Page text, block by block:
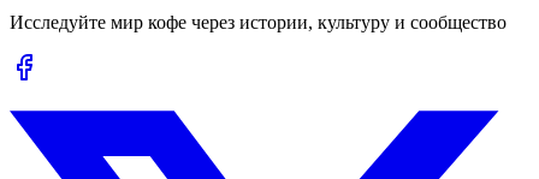
Исследуйте мир кофе через истории, культуру и сообщество